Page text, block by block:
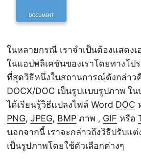
ในหลายกรณี เราจำเป็นต้องแสดงเ
ในแอปพลิเคชันของเราโดยทางโป
ที่สุดวิธีหนึ่งในสถานการณ์ดังกล่าว
DOCX/DOC เป็นรูปแบบรูปภาพ ใ
ได้เรียนรู้วิธีแปลงไฟล์ Word DOC
PNG, JPEG, BMP ภาพ , GIF หรือ
นอกจากนี้ เราจะกล่าวถึงวิธีปรับแต่
เป็นรูปภาพโดยใช้ตัวเลือกต่างๆ